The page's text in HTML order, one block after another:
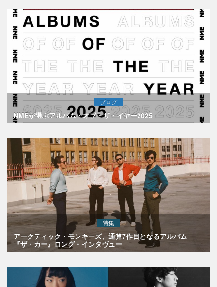
ブログ
NMEが選ぶアルバム・オブ・ザ・イヤー2025
特集
アークティック・モンキーズ、通算7作目となるアルバム
『ザ・カー』ロング・インタヴュー